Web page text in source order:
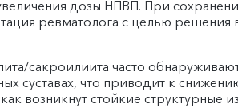
дозы НПВП. При
ревматолога с целью решения
сакроилиита часто
суставах, что приводит к
возникнут стойкие структурные